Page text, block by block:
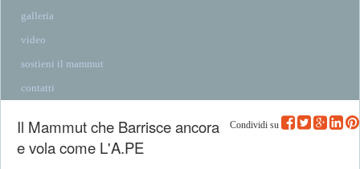
galleria
video
sostieni il mammut
contatti
Condividi su
Il Mammut che Barrisce ancora
e vola come L'A.PE